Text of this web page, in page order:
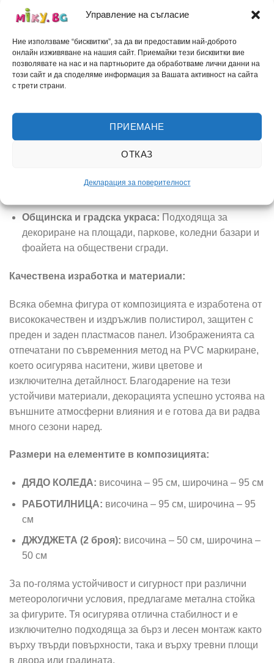
Управление на съгласие
Ние използваме “бисквитки”, за да ви предоставим най-доброто
онлайн изживяване на нашия сайт. Приемайки тези бисквитки вие
позволявате на нас и на партньорите да обработваме лични данни на
този сайт и да споделяме информация за Вашата активност на сайта
с трети страни.
ПРИЕМАНЕ
ОТКАЗ
Декларация за поверителност
коледна приказка.
градини:Зарадвайте децата с приказна сцена,
която ще разпали тяхното въображение за
празниците.
Перфектна украса за витрини на магазини,
ресторанти, хотели или търговски центрове,
коледни фотокътове, който гарантира незабравими
Общинска и градска украса: Подходяща за
декориране на площади, паркове, коледни базари и
фоайета на обществени сгради.
Качествена изработка и материали:
Всяка обемна фигура от композицията е изработена от
висококачествен и издръжлив полистирол, защитен с
преден и заден пластмасов панел. Изображенията са
отпечатани по съвременния метод на PVC маркиране,
което осигурява наситени, живи цветове и
изключителна детайлност. Благодарение на тези
устойчиви материали, декорацията успешно устоява на
външните атмосферни влияния и е готова да ви радва
много сезони наред.
Размери на елементите в композицията:
ДЯДО КОЛЕДА: височина – 95 см, широчина – 95 см
РАБОТИЛНИЦА: височина – 95 см, широчина – 95
см
ДЖУДЖЕТА (2 броя): височина – 50 см, широчина –
50 см
За по-голяма устойчивост и сигурност при различни
метеорологични условия, предлагаме метална стойка
за фигурите. Тя осигурява отлична стабилност и е
изключително подходяща за бърз и лесен монтаж както
върху твърди повърхности, така и върху тревни площи
в двора или градината.